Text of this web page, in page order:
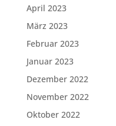
April 2023
März 2023
Februar 2023
Januar 2023
Dezember 2022
November 2022
Oktober 2022